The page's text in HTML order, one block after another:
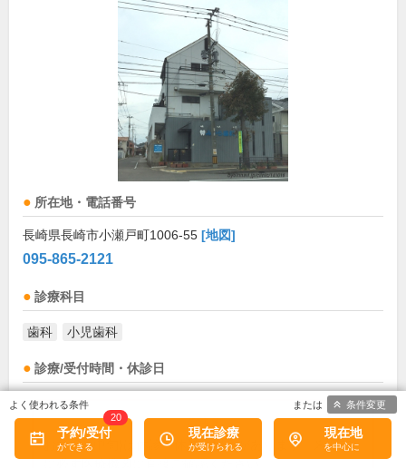
所在地・電話番号
長崎県長崎市小瀬戸町1006-55 [地図]
095-865-2121
診療科目
歯科 小児歯科
診療/受付時間・休診日
診療時間 土 日 祝
9:00～12:30 ● ●
お盆(8月中旬)は休診・休業の場合があります。来院前
に必ず医療機関に直接ご確認ください。
予約/受付
20
現在診療 現在地
条件変更